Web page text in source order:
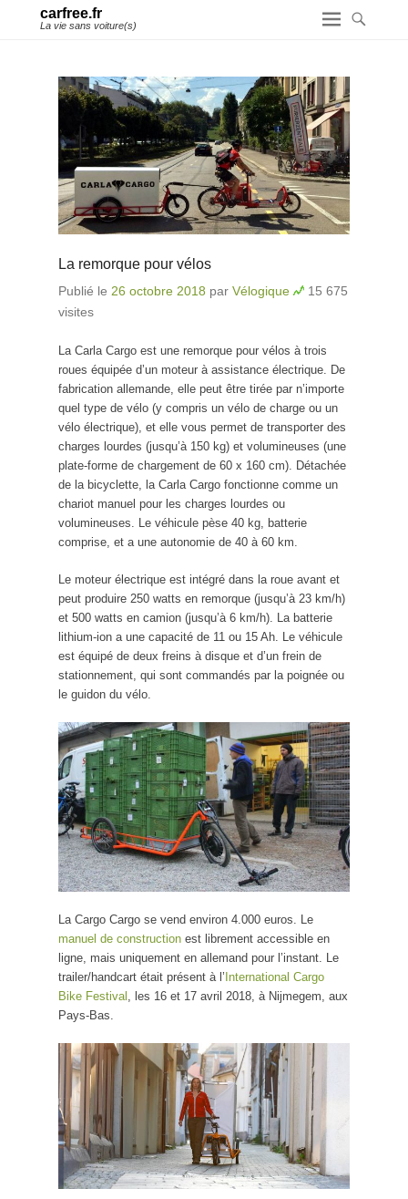
carfree.fr
La vie sans voiture(s)
La remorque pour vélos
Publié le 26 octobre 2018 par Vélogique
15 675
visites
La Carla Cargo est une remorque pour vélos à trois
roues équipée d’un moteur à assistance électrique. De
fabrication allemande, elle peut être tirée par n’importe
quel type de vélo (y compris un vélo de charge ou un
vélo électrique), et elle vous permet de transporter des
charges lourdes (jusqu’à 150 kg) et volumineuses (une
plate-forme de chargement de 60 x 160 cm). Détachée
de la bicyclette, la Carla Cargo fonctionne comme un
chariot manuel pour les charges lourdes ou
volumineuses. Le véhicule pèse 40 kg, batterie
comprise, et a une autonomie de 40 à 60 km.
Le moteur électrique est intégré dans la roue avant et
peut produire 250 watts en remorque (jusqu’à 23 km/h)
et 500 watts en camion (jusqu’à 6 km/h). La batterie
lithium-ion a une capacité de 11 ou 15 Ah. Le véhicule
est équipé de deux freins à disque et d’un frein de
stationnement, qui sont commandés par la poignée ou
le guidon du vélo.
La Cargo Cargo se vend environ 4.000 euros. Le
manuel de construction est librement accessible en
ligne, mais uniquement en allemand pour l’instant. Le
trailer/handcart était présent à l’ International Cargo
Bike Festival , les 16 et 17 avril 2018, à Nijmegem, aux
Pays-Bas.